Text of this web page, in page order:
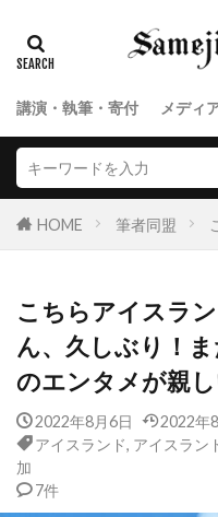
講演・執筆・寄付 メディ
HOME 筆者同盟
こちらアイスラ
ん、久しぶり！
のエンタメが親
2022年8月6日 2022年
アイスランド, アイスラン
加
7件